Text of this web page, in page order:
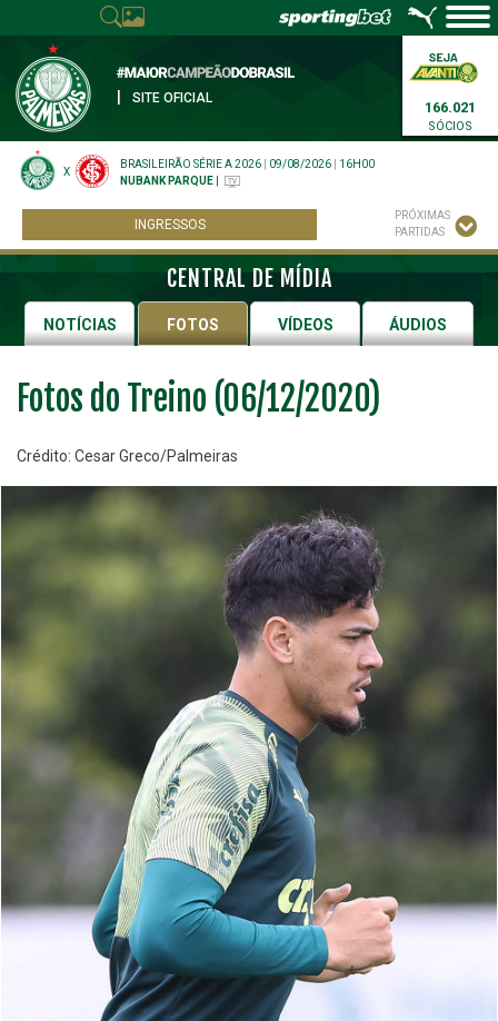
SITE OFICIAL
166.021
SÓCIOS
X
BRASILEIRÃO SÉRIE A 2026 09/08/2026
16H00
NUBANK PARQUE
INGRESSOS
PRÓXIMAS
PARTIDAS
CENTRAL DE MÍDIA
NOTÍCIAS FOTOS VÍDEOS ÁUDIOS
Fotos do Treino (06/12/2020)
Crédito: Cesar Greco/Palmeiras